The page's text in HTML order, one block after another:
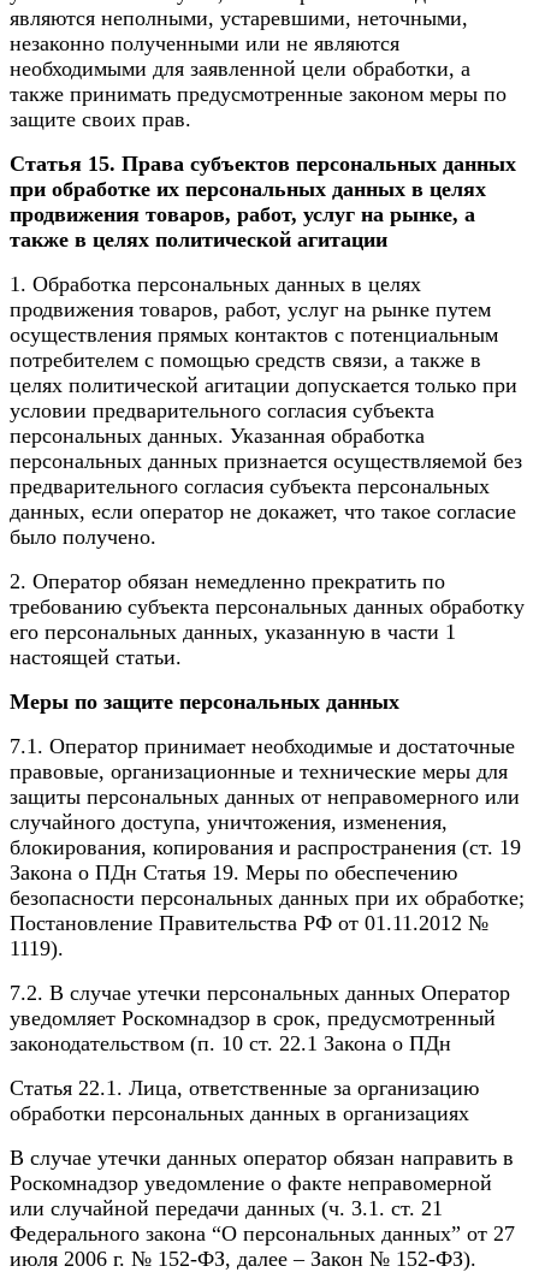
являются неполными, устаревшими, неточными,
незаконно полученными или не являются
необходимыми для заявленной цели обработки, а
также принимать предусмотренные законом меры по
защите своих прав.
Статья 15. Права субъектов персональных данных
при обработке их персональных данных в целях
продвижения товаров, работ, услуг на рынке, а
также в целях политической агитации
1. Обработка персональных данных в целях
продвижения товаров, работ, услуг на рынке путем
осуществления прямых контактов с потенциальным
потребителем с помощью средств связи, а также в
целях политической агитации допускается только при
условии предварительного согласия субъекта
персональных данных. Указанная обработка
персональных данных признается осуществляемой без
предварительного согласия субъекта персональных
данных, если оператор не докажет, что такое согласие
было получено.
2. Оператор обязан немедленно прекратить по
требованию субъекта персональных данных обработку
его персональных данных, указанную в части 1
настоящей статьи.
Меры по защите персональных данных
7.1. Оператор принимает необходимые и достаточные
правовые, организационные и технические меры для
защиты персональных данных от неправомерного или
случайного доступа, уничтожения, изменения,
блокирования, копирования и распространения (ст. 19
Закона о ПДн Статья 19. Меры по обеспечению
безопасности персональных данных при их обработке;
Постановление Правительства РФ от 01.11.2012 №
1119).
7.2. В случае утечки персональных данных Оператор
уведомляет Роскомнадзор в срок, предусмотренный
законодательством (п. 10 ст. 22.1 Закона о ПДн
Статья 22.1. Лица, ответственные за организацию
обработки персональных данных в организациях
В случае утечки данных оператор обязан направить в
Роскомнадзор уведомление о факте неправомерной
или случайной передачи данных (ч. 3.1. ст. 21
Федерального закона “О персональных данных” от 27
июля 2006 г. № 152-ФЗ, далее – Закон № 152-ФЗ).